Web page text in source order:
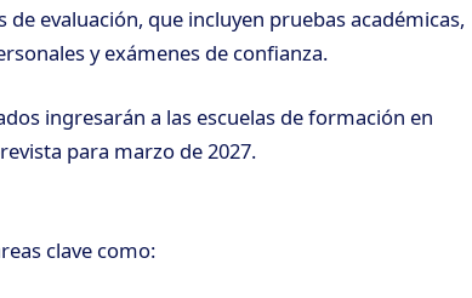
evaluación, que incluyen pruebas académicas,
y exámenes de confianza.
ingresarán a las escuelas de formación en
para marzo de 2027.
clave como: